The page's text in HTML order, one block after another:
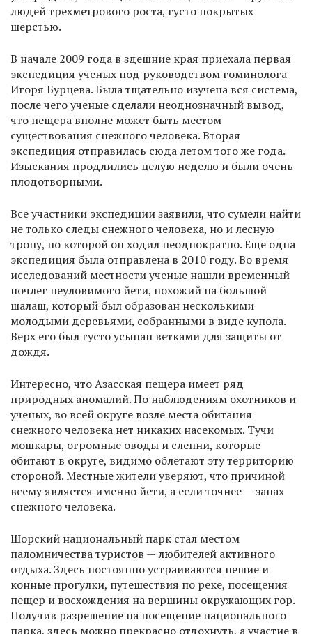
людей трехметрового роста, густо покрытых
шерстью.
В начале 2009 года в здешние края приехала первая
экспедиция ученых под руководством гоминолога
Игоря Бурцева. Была тщательно изучена вся система,
после чего ученые сделали неоднозначный вывод,
что пещера вполне может быть местом
существования снежного человека. Вторая
экспедиция отправилась сюда летом того же года.
Изыскания продлились целую неделю и были очень
плодотворными.
Все участники экспедиции заявили, что сумели найти
не только следы снежного человека, но и лесную
тропу, по которой он ходил неоднократно. Еще одна
экспедиция была отправлена в 2010 году. Во время
исследований местности ученые нашли временный
ночлег неуловимого йети, похожий на большой
шалаш, который был образован несколькими
молодыми деревьями, собранными в виде купола.
Верх его был густо усыпан ветками для защиты от
дождя.
Интересно, что Азасская пещера имеет ряд
природных аномалий. По наблюдениям охотников и
ученых, во всей округе возле места обитания
снежного человека нет никаких насекомых. Тучи
мошкары, огромные оводы и слепни, которые
обитают в округе, видимо облетают эту территорию
стороной. Местные жители уверяют, что причиной
всему является именно йети, а если точнее — запах
снежного человека.
Шорский национальный парк стал местом
паломничества туристов — любителей активного
отдыха. Здесь постоянно устраиваются пешие и
конные прогулки, путешествия по реке, посещения
пещер и восхождения на вершины окружающих гор.
Получив разрешение на посещение национального
парка, здесь можно прекрасно отдохнуть, а участие в